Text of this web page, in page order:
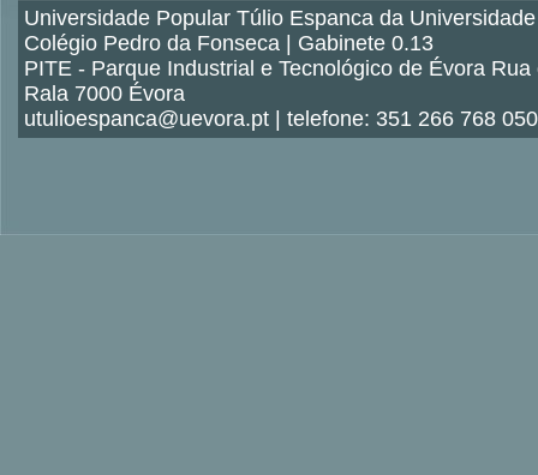
Universidade Popular Túlio Espanca da
Colégio Pedro da Fonseca | Gabinete 0.13
PITE - Parque Industrial e Tecnológico de Évora Rua
Rala 7000 Évora
utulioespanca@uevora.pt | telefone: 351 266 768 050